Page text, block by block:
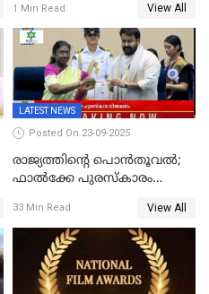
ക്യാമറയ്ക്ക് മുന്നിലേക്ക്
1 Min Read View All
LATEST NEWS
Posted On 23-09-2025
രാജ്യത്തിന്റെ പൊൻതൂവൽ;
ഫാൽക്കേ പുരസ്കാരം
സിനിമ ആത്മാവിന്റെ
സ്പന്ദനമെന്ന് ലാൽ;
ഉർവശിക്കും വിജയരാഘവനും
ദേശീയ അവാർഡ്
33 Min Read View All